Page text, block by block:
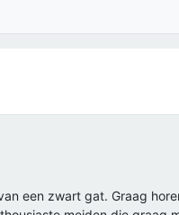
een zwart gat. Graag